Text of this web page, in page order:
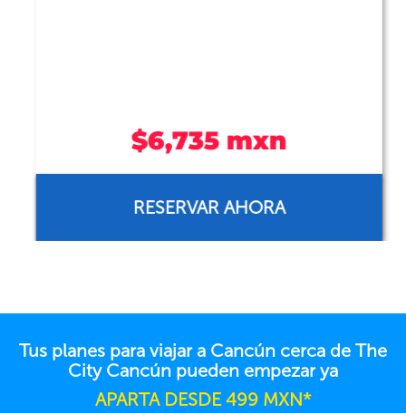
$6,735 mxn
RESERVAR AHORA
Tus planes para viajar a Cancún cerca de The
City Cancún pueden empezar ya
APARTA DESDE 499 MXN*